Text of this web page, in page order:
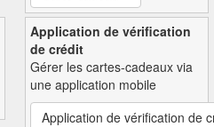
Application de vérification
de crédit
Gérer les cartes-cadeaux via
une application mobile
Application de vérification de